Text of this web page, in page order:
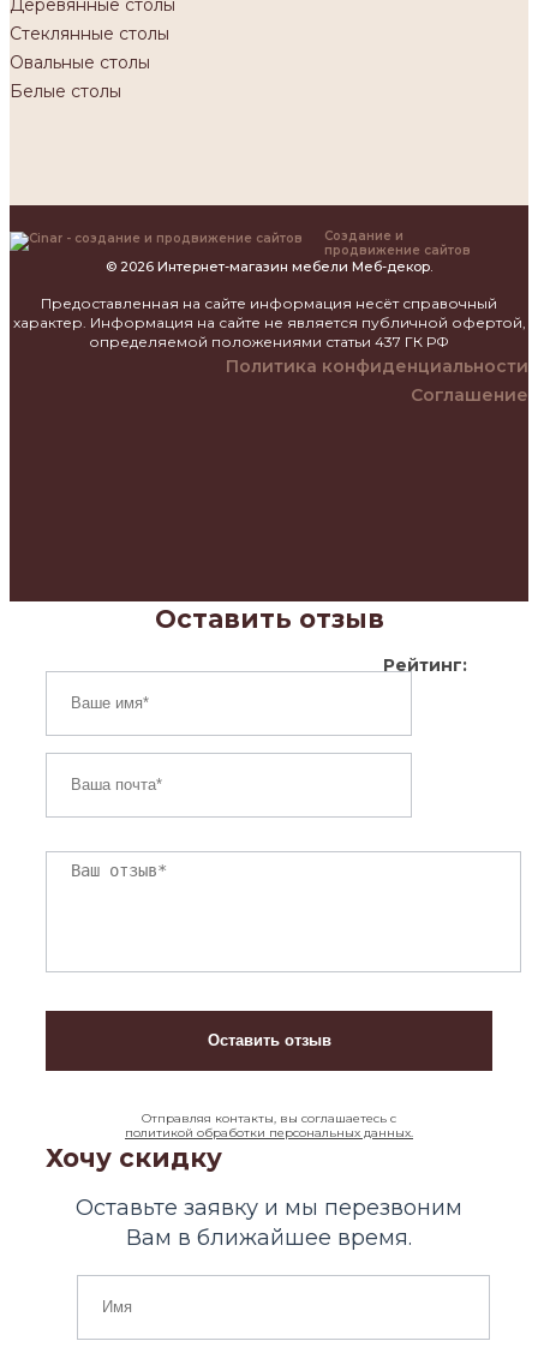
Деревянные столы
Стеклянные столы
Овальные столы
Белые столы
Создание и
продвижение сайтов
© 2026 Интернет-магазин мебели Меб-декор.
Предоставленная на сайте информация несёт справочный
характер. Информация на сайте не является публичной офертой,
определяемой положениями статьи 437 ГК РФ
Политика конфиденциальности
Соглашение
Оставить отзыв
Рейтинг:
Отправляя контакты, вы соглашаетесь с
политикой обработки персональных данных.
Хочу скидку
Оставьте заявку и мы перезвоним
Вам в ближайшее время.